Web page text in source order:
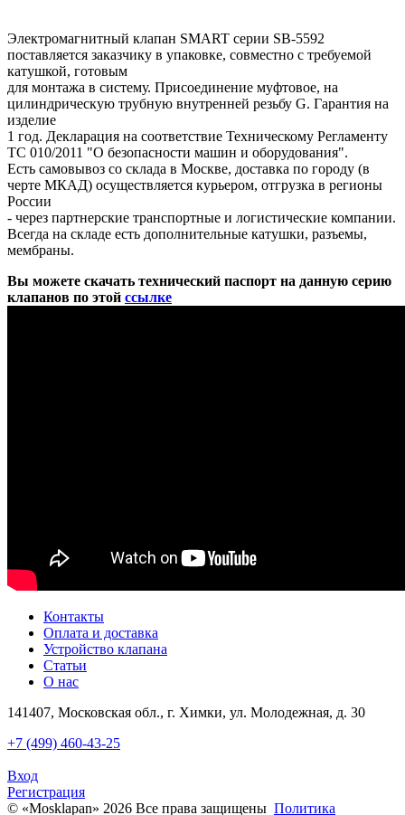
Электромагнитный клапан SMART серии SB-5592
поставляется заказчику в упаковке, совместно с требуемой
катушкой, готовым
для монтажа в систему. Присоединение муфтовое, на
цилиндрическую трубную внутренней резьбу G. Гарантия на
изделие
1 год. Декларация на соответствие Техническому Регламенту
ТС 010/2011 "О безопасности машин и оборудования".
Есть самовывоз со склада в Москве, доставка по городу (в
черте МКАД) осуществляется курьером, отгрузка в регионы
России
- через партнерские транспортные и логистические компании.
Всегда на складе есть дополнительные катушки, разъемы,
мембраны.
Вы можете скачать технический паспорт на данную серию
клапанов по этой ссылке
Контакты
Оплата и доставка
Устройство клапана
Статьи
О нас
141407, Московская обл., г. Химки, ул. Молодежная, д. 30
+7 (499) 460-43-25
Вход
Регистрация
© «Mosklapan» 2026 Все права защищены Политика